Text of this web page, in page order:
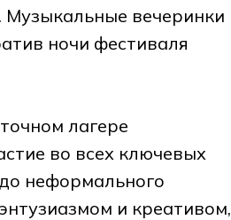
Музыкальные вечеринки
ночи фестиваля
лагере
во всех ключевых
неформального
и креативом,